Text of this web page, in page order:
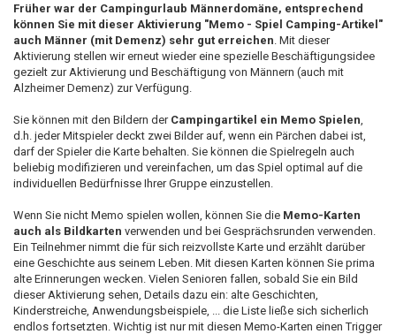
Früher war der Campingurlaub Männerdomäne, entsprechend
können Sie mit dieser Aktivierung "Memo - Spiel Camping-Artikel"
auch Männer (mit Demenz) sehr gut erreichen . Mit dieser
Aktivierung stellen wir erneut wieder eine spezielle Beschäftigungsidee
gezielt zur Aktivierung und Beschäftigung von Männern (auch mit
Alzheimer Demenz) zur Verfügung.
Sie können mit den Bildern der Campingartikel ein Memo Spielen
d.h. jeder Mitspieler deckt zwei Bilder auf, wenn ein Pärchen dabei ist,
darf der Spieler die Karte behalten. Sie können die Spielregeln auch
beliebig modifizieren und vereinfachen, um das Spiel optimal auf die
individuellen Bedürfnisse Ihrer Gruppe einzustellen.
Wenn Sie nicht Memo spielen wollen, können Sie die Memo-Karten
auch als Bildkarten verwenden und bei Gesprächsrunden verwenden.
Ein Teilnehmer nimmt die für sich reizvollste Karte und erzählt darüber
eine Geschichte aus seinem Leben. Mit diesen Karten können Sie prima
alte Erinnerungen wecken. Vielen Senioren fallen, sobald Sie ein Bild
dieser Aktivierung sehen, Details dazu ein: alte Geschichten,
Kinderstreiche, Anwendungsbeispiele, ... die Liste ließe sich sicherlich
endlos fortsetzten. Wichtig ist nur mit diesen Memo-Karten einen Trigger